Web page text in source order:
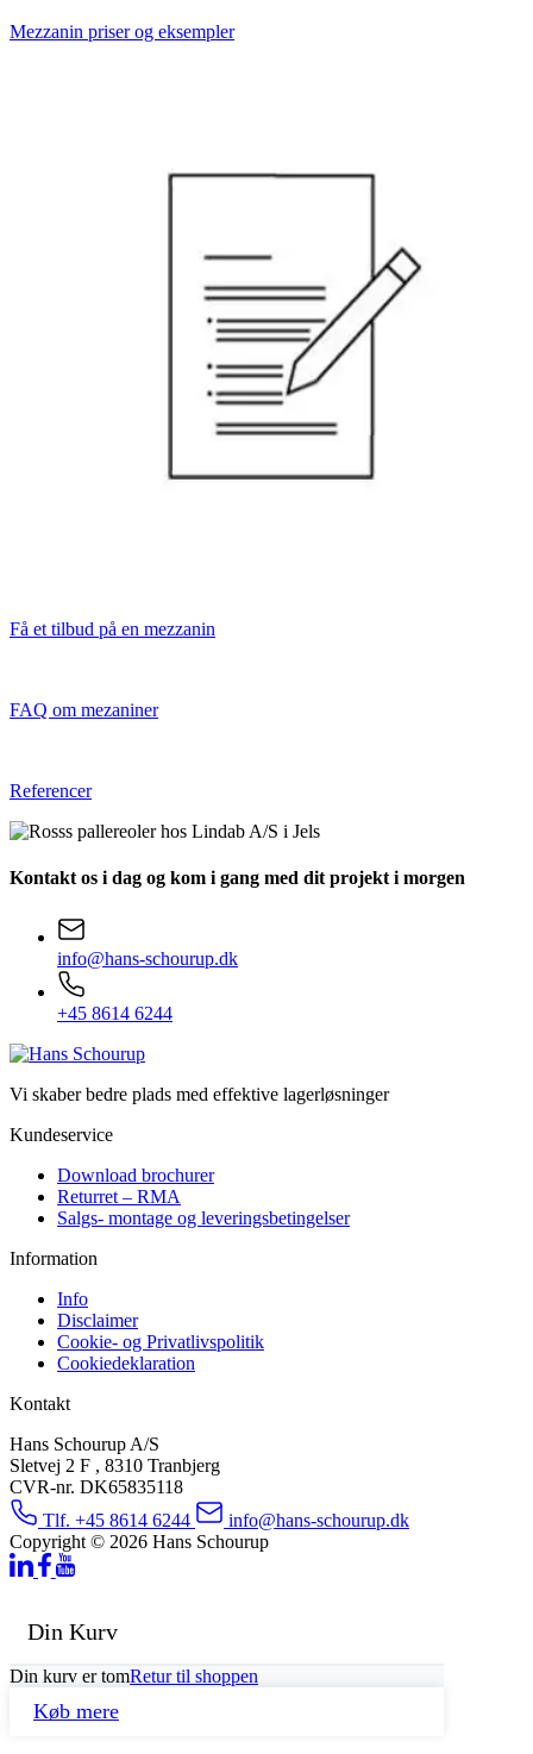
Mezzanin priser og eksempler
Få et tilbud på en mezzanin
FAQ om mezaniner
Referencer
Kontakt os i dag og kom i gang med dit projekt i morgen
info@hans-schourup.dk
+45 8614 6244
Vi skaber bedre plads med effektive lagerløsninger
Kundeservice
Download brochurer
Returret – RMA
Salgs- montage og leveringsbetingelser
Information
Info
Disclaimer
Cookie- og Privatlivspolitik
Cookiedeklaration
Kontakt
Hans Schourup A/S
Sletvej 2 F , 8310 Tranbjerg
CVR-nr. DK65835118
Tlf. +45 8614 6244
info@hans-schourup.dk
Copyright © 2026 Hans Schourup
Din Kurv
Din kurv er tomRetur til shoppen
Køb mere